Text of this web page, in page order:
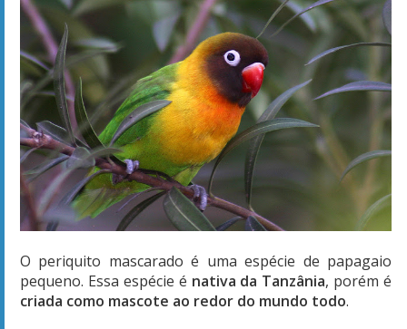
O periquito mascarado é uma espécie de papagaio
pequeno. Essa espécie é nativa da Tanzânia, porém é
criada como mascote ao redor do mundo todo.